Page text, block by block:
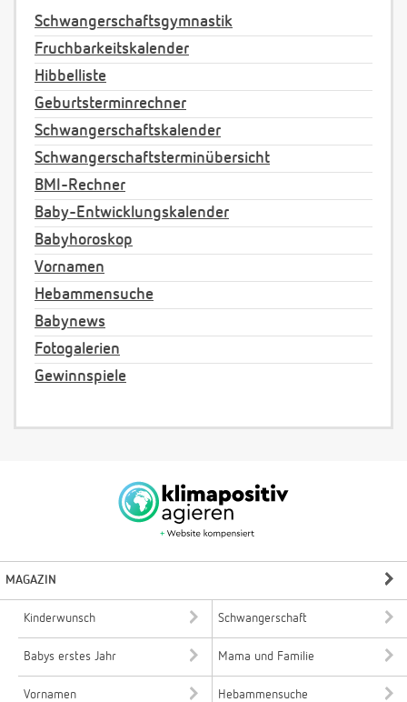
Schwangerschaftsgymnastik
Fruchbarkeitskalender
Hibbelliste
Geburtsterminrechner
Schwangerschaftskalender
Schwangerschaftsterminübersicht
BMI-Rechner
Baby-Entwicklungskalender
Babyhoroskop
Vornamen
Hebammensuche
Babynews
Fotogalerien
Gewinnspiele
MAGAZIN
Kinderwunsch Schwangerschaft
Babys erstes Jahr Mama und Familie
Vornamen Hebammensuche